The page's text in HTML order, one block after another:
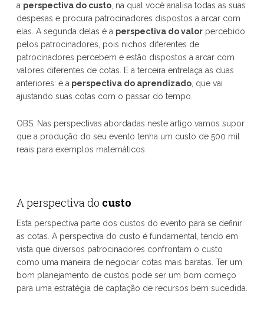
a perspectiva do custo, na qual você analisa todas as suas
despesas e procura patrocinadores dispostos a arcar com
elas. A segunda delas é a perspectiva do valorpercebido
pelos patrocinadores, pois nichos diferentes de
patrocinadores percebem e estão dispostos a arcar com
valores diferentes de cotas. E a terceira entrelaça as duas
anteriores: é a perspectiva do aprendizado, que vai
ajustando suas cotas com o passar do tempo.
OBS: Nas perspectivas abordadas neste artigo vamos supor
que a produção do seu evento tenha um custo de 500 mil
reais para exemplos matemáticos.
A perspectiva do custo
Esta perspectiva parte dos custos do evento para se definir
as cotas. A perspectiva do custo é fundamental, tendo em
vista que diversos patrocinadores confrontam o custo
como uma maneira de negociar cotas mais baratas. Ter um
bom planejamento de custos pode ser um bom começo
para uma estratégia de captação de recursos bem sucedida.